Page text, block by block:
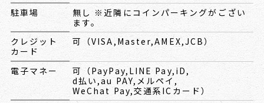
駐車場
無し ※近隣にコインパーキングがござい
ます。
クレジット
カード
可（VISA,Master,AMEX,JCB）
電子マネー
可（PayPay,LINE Pay,iD,
d払い,au PAY,メルペイ,
WeChat Pay,交通系ICカード）